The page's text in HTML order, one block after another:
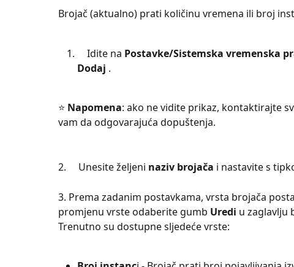
Brojač (aktualno) prati količinu vremena ili broj
    Idite na
Postavke/Sistemska vremenska
Dodaj .
⭐ Napomena: ako ne vidite prikaz, kontaktirajte
vam da odgovarajuća dopuštenja.
2.     Unesite željeni naziv brojača i nastavite s
3. Prema zadanim postavkama, vrsta brojača
promjenu vrste odaberite gumb Uredi u zaglavlju
Trenutno su dostupne sljedeće vrste: